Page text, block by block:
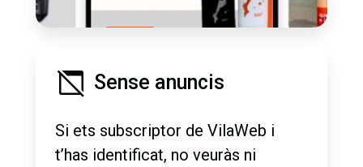
Sense anuncis
Si ets subscriptor de VilaWeb i
t’has identificat, no veuràs ni